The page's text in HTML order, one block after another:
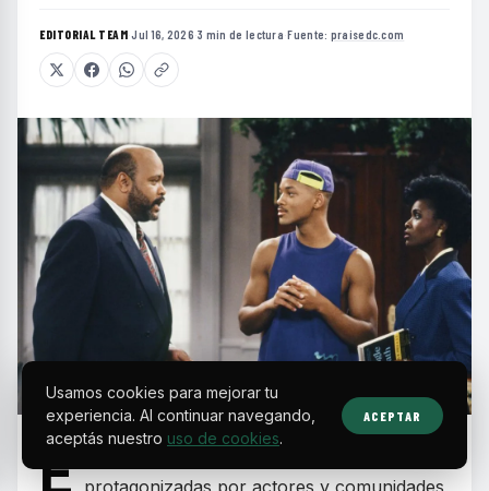
EDITORIAL TEAM·Jul 16, 2026·3 min de lectura·Fuente: praisedc.com
E protagonizadas por actores y comunidades
Usamos cookies para mejorar tu
experiencia. Al continuar navegando,
aceptás nuestro uso de cookies.
ACEPTAR